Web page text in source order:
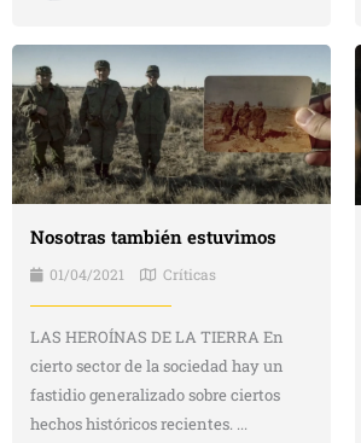
Nosotras también estuvimos
01/04/2021 Críticas
LAS HEROÍNAS DE LA TIERRA En
cierto sector de la sociedad hay un
fastidio generalizado sobre ciertos
hechos históricos recientes. ...